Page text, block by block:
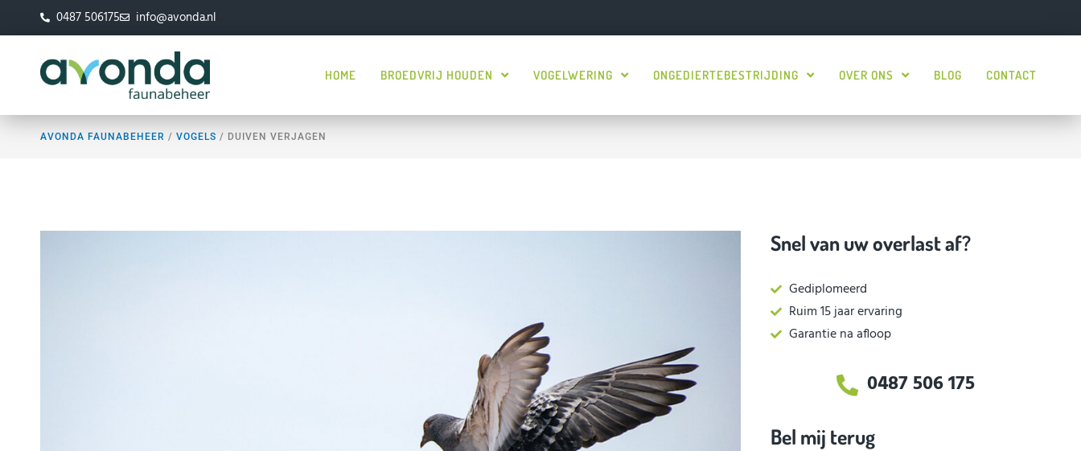
de
0487 506175 info@avonda.nl
HOME BROEDVRIJ HOUDEN VOGELWERING ONGEDIERTEBESTRIJDING OVER ONS BLOG CONTACT
AVONDA FAUNABEHEER / VOGELS / DUIVEN VERJAGEN
Snel van uw overlast af?
Gediplomeerd
Ruim 15 jaar ervaring
Garantie na afloop
0487 506 175
Bel mij terug